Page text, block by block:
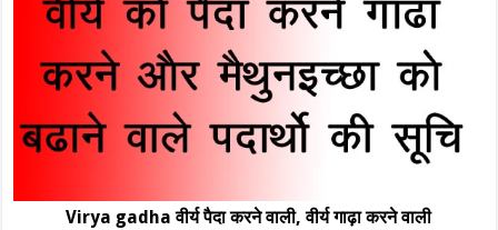
Virya gadha वीर्य पैदा करने वाली, वीर्य गाढ़ा करने वाली